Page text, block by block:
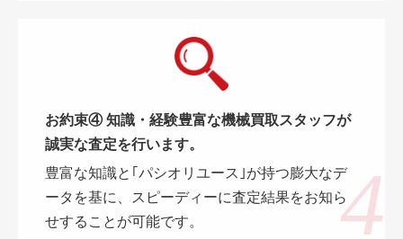
お約束④ 知識・経験豊富な機械買取スタッフが
誠実な査定を行います。
豊富な知識と｢パシオリユース｣が持つ膨大なデ
ータを基に、スピーディーに査定結果をお知ら
せすることが可能です。